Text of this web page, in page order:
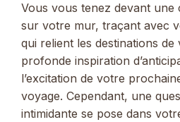
Vous vous tenez devant une
sur votre mur, traçant avec
qui relient les destinations
profonde inspiration
l’excitation de votre
voyage. Cependant, une
intimidante se pose dans